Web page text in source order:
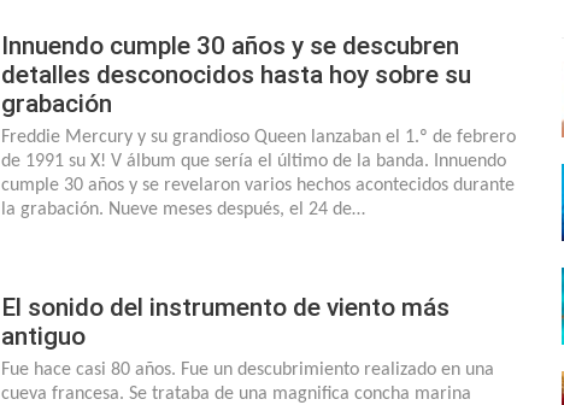
Innuendo cumple 30 años y se descubren
detalles desconocidos hasta hoy sobre su
grabación
Freddie Mercury y su grandioso Queen lanzaban el 1.º de febrero
de 1991 su X! V álbum que sería el último de la banda. Innuendo
cumple 30 años y se revelaron varios hechos acontecidos durante
la grabación. Nueve meses después, el 24 de…
El sonido del instrumento de viento más
antiguo
Fue hace casi 80 años. Fue un descubrimiento realizado en una
cueva francesa. Se trataba de una magnifica concha marina